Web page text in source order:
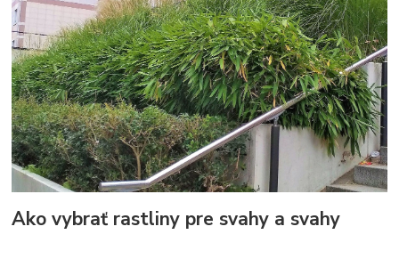
Ako vybrať rastliny pre svahy a svahy